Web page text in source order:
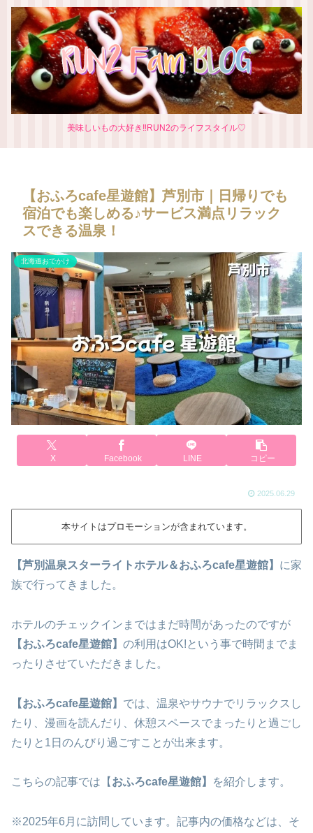
美味しいもの大好き‼RUN2のライフスタイル♡
【おふろcafe星遊館】芦別市｜日帰りでも
宿泊でも楽しめる♪サービス満点リラック
スできる温泉！
北海道おでかけ
X Facebook LINE コピー
2025.06.29
本サイトはプロモーションが含まれています。
【芦別温泉スターライトホテル＆おふろcafe星遊館】 に家
族で行ってきました。
ホテルのチェックインまではまだ時間があったのですが
【おふろcafe星遊館】 の利用はOK!という事で時間までま
ったりさせていただきました。
【おふろcafe星遊館】 では、温泉やサウナでリラックスし
たり、漫画を読んだり、休憩スペースでまったりと過ごし
たりと1日のんびり過ごすことが出来ます。
こちらの記事では【 おふろcafe星遊館】 を紹介します。
※2025年6月に訪問しています。記事内の価格などは、そ